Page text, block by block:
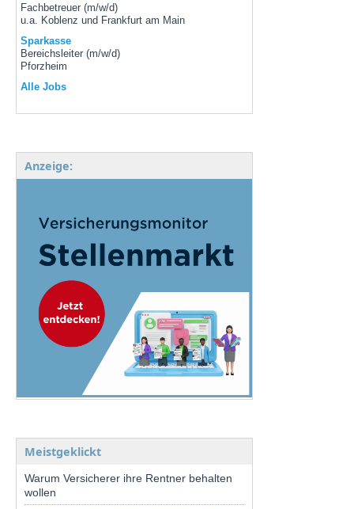
Fachbetreuer (m/w/d)
u.a. Koblenz und Frankfurt am Main
Sparkasse
Bereichsleiter (m/w/d)
Pforzheim
Alle Jobs
Anzeige:
Meistgeklickt
Warum Versicherer ihre Rentner behalten
wollen